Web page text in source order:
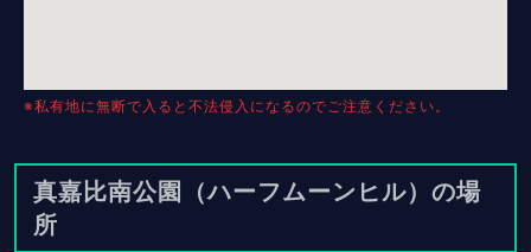
※私有地に無断で入ると不法侵入になるのでご注意ください。
真嘉比南公園（ハーフムーンヒル）の場
所